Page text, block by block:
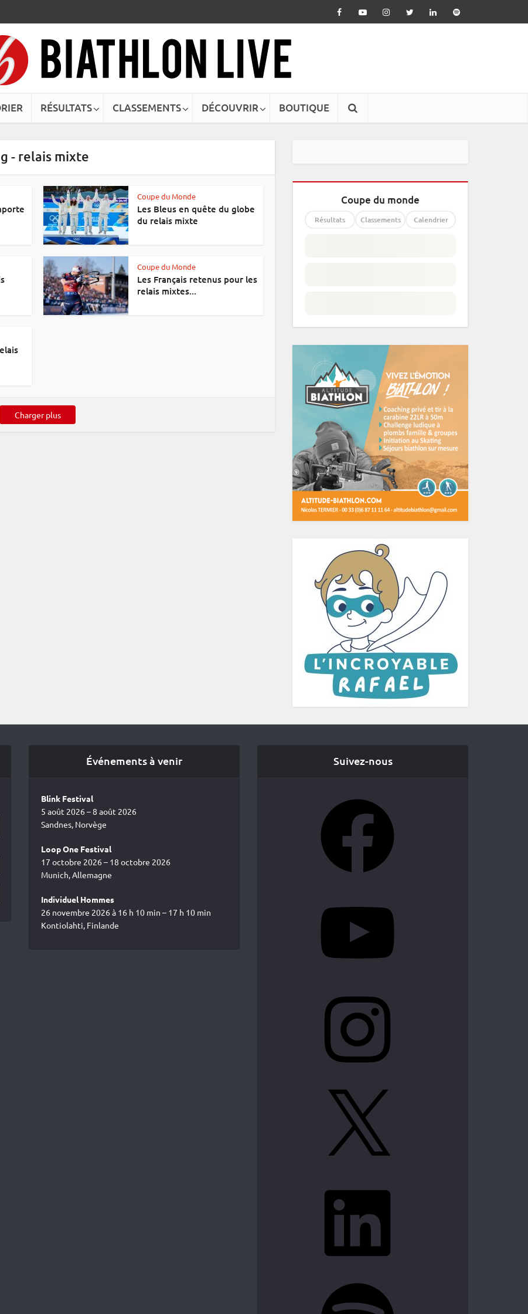
RÉSULTATS CLASSEMENTS DÉCOUVRIR BOUTIQUE
- relais mixte
Coupe du Monde
Les Bleus en quête du globe
du relais mixte
Coupe du Monde
Les Français retenus pour les
relais mixtes...
Charger plus
Coupe du monde
Résultats Classements Calendrier
Événements à venir
Blink Festival
5 août 2026 – 8 août 2026
Sandnes, Norvège
Loop One Festival
17 octobre 2026 – 18 octobre 2026
Munich, Allemagne
Individuel Hommes
26 novembre 2026 à 16 h 10 min – 17 h 10 min
Kontiolahti, Finlande
Suivez-nous